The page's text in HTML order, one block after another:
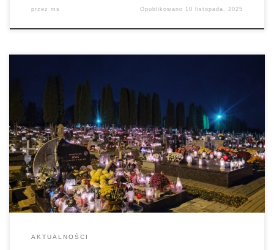
przez ms Opublikowano 10 listopada, 2025
Biskup tarnowski Andrzej Jeż podkreśla wartość modlitwy za
zmarłych. – Te dni listopadowe uświadamiają nam, że wspólnota
rodzinna, sąsiedzka, przyjaciół, mimo tego, że została w jakiś
sposób rozbita przez śmierć, to ona nadal trwa w innej
rzeczywistości. My możemy im pomóc wejść w głęboką relację z
Bogiem, tą ostateczną, pokonując […]
AKTUALNOŚCI